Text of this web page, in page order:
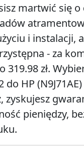
martwić się o
i instalacji,
- za
319.98 zł.
do HP
zyskujesz
pieniędzy,